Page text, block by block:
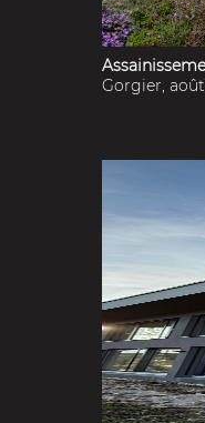
Gorgier,